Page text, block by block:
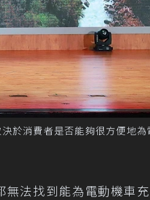
於消費者是否能夠很方便地
法找到能為電動機車